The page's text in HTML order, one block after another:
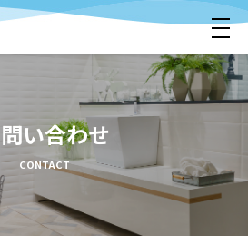
メ
ニ
ュ
ー
い合わせ
CONTACT